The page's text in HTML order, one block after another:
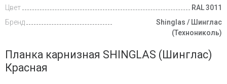
Цвет
RAL 3011
Бренд
Shinglas / Шинглас
(Технониколь)
Планка карнизная SHINGLAS (Шинглас)
Красная